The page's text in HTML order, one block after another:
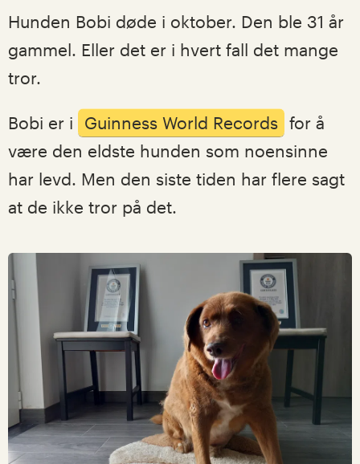
Hunden Bobi døde i oktober. Den ble 31 år
gammel. Eller det er i hvert fall det mange
tror.
Bobi er i Guinness World Records for å
være den eldste hunden som noensinne
har levd. Men den siste tiden har flere sagt
at de ikke tror på det.